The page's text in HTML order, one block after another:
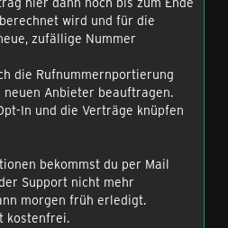
wird und für die
zufällige Nummer
die Rufnummernportierung
Anbieter beauftragen.
In und die Verträge knüpfen
bekommst du per Mail
Support nicht mehr
morgen früh erledigt.
kostenfrei.